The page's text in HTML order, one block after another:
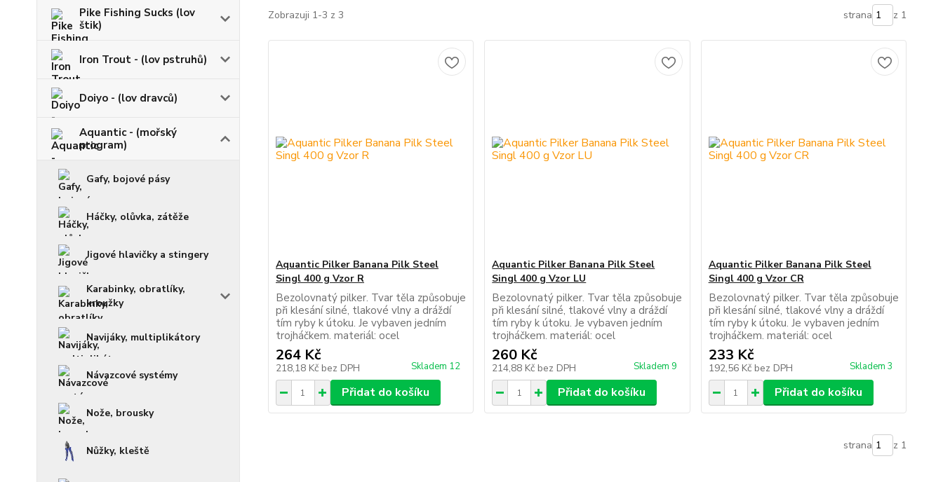
Pike Fishing Sucks (lov
štik)
Iron Trout - (lov pstruhů)
Doiyo - (lov dravců)
Aquantic - (mořský
program)
Gafy, bojové pásy
Háčky, olůvka, zátěže
Jigové hlavičky a stingery
Karabinky, obratlíky,
kroužky
Navijáky, multiplikátory
Návazcové systémy
Nože, brousky
Nůžky, kleště
Zobrazuji 1-3 z 3 strana z 1
Aquantic Pilker Banana Pilk Steel
Singl 400 g Vzor R
Bezolovnatý pilker. Tvar těla způsobuje
při klesání silné, tlakové vlny a dráždí
tím ryby k útoku. Je vybaven jedním
trojháčkem. materiál: ocel
264 Kč
218,18 Kč bez DPH Skladem 12
Přidat do košíku
Aquantic Pilker Banana Pilk Steel
Singl 400 g Vzor LU
Bezolovnatý pilker. Tvar těla způsobuje
při klesání silné, tlakové vlny a dráždí
tím ryby k útoku. Je vybaven jedním
trojháčkem. materiál: ocel
260 Kč
214,88 Kč bez DPH Skladem 9
Přidat do košíku
Aquantic Pilker Banana Pilk Steel
Singl 400 g Vzor CR
Bezolovnatý pilker. Tvar těla způsobuje
při klesání silné, tlakové vlny a dráždí
tím ryby k útoku. Je vybaven jedním
trojháčkem. materiál: ocel
233 Kč
192,56 Kč bez DPH Skladem 3
Přidat do košíku
strana z 1